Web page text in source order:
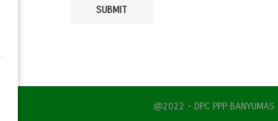
@2022 - DPC PPP BANYUMAS |